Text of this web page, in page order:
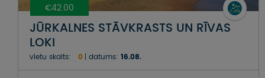
€42.00
JŪRKALNES STĀVKRASTS UN RĪVAS
LOKI
vietu skaits: 0 datums: 16.08.